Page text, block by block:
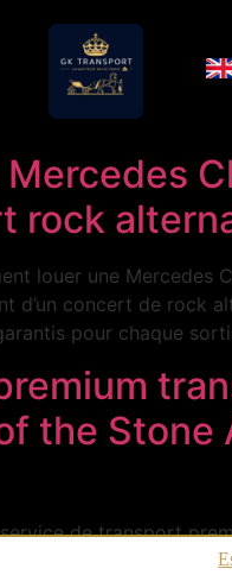
rock
louer une Mercedes
d’un concert de rock
pour chaque
the Stone
de transport
de Queens of the